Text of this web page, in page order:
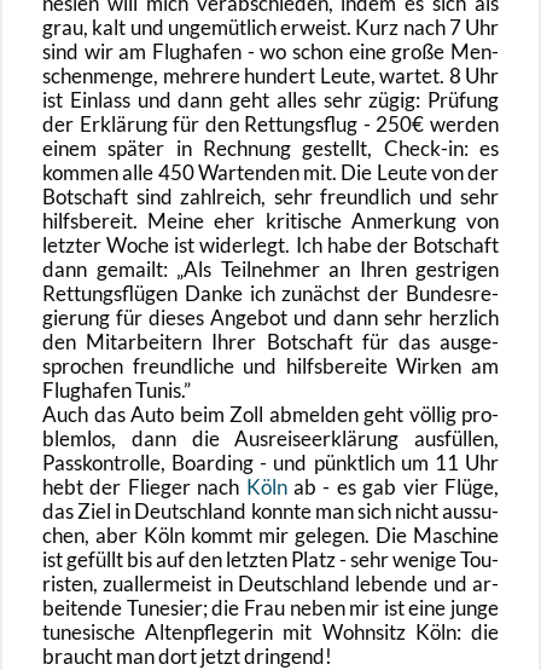
grau, kalt und un­ge­müt­lich er­weist. Kurz nach 7 Uhr
sind wir am Flug­ha­fen - wo schon eine große Men­
schen­men­ge, meh­re­re hun­dert Leute, war­tet. 8 Uhr
ist Ein­lass und dann geht alles sehr zügig: Prü­fung
der Er­klä­rung für den Ret­tungs­flug - 250€ wer­den
einem spä­ter in Rech­nung ge­stellt, Check-in: es
kom­men alle 450 War­ten­den mit. Die Leute von der
Bot­schaft sind zahl­reich, sehr freund­lich und sehr
hilfs­be­reit. Meine eher kri­ti­sche An­mer­kung von
letz­ter Woche ist wi­der­legt. Ich habe der Bot­schaft
dann ge­mailt:
Als Teil­neh­mer an Ihren gest­ri­gen
Ret­tungs­flü­gen Danke ich zu­nächst der Bun­des­re­
gie­rung für die­ses An­ge­bot und dann sehr herz­lich
den Mit­ar­bei­tern Ihrer Bot­schaft für das aus­ge­
spro­chen freund­li­che und hilfs­be­rei­te Wir­ken am
Flug­ha­fen Tunis.
Auch das Auto beim Zoll ab­mel­den geht völ­lig pro­
blem­los, dann die Aus­rei­se­er­klä­rung aus­fül­len,
Pass­kon­trol­le, Boar­ding - und pünkt­lich um 11 Uhr
hebt der Flie­ger nach Kölnab - es gab vier Flüge,
das Ziel in Deutsch­land konn­te man sich nicht aus­su­
chen, aber Köln kommt mir ge­le­gen. Die Ma­schi­ne
ist ge­füllt bis auf den letz­ten Platz - sehr we­ni­ge Tou­
ris­ten, zu­al­ler­meist in Deutsch­land le­ben­de und ar­
bei­ten­de Tu­ne­si­er; die Frau neben mir ist eine junge
tu­ne­si­sche Al­ten­pfle­ge­rin mit Wohn­sitz Köln: die
braucht man dort jetzt drin­gend!